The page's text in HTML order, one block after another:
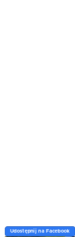
Udostępnij na Facebook